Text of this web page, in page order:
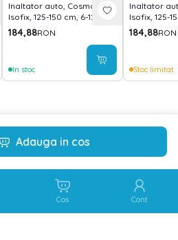
Adauga in cos
Inaltator auto, Cosmos,
Isofix, 125-150 cm, 6-12 ani,
Green
184,88RON
In stoc
Inaltator
Isofix, 125-
Ginger
184,88RON
Stoc limitat
Cos Cont